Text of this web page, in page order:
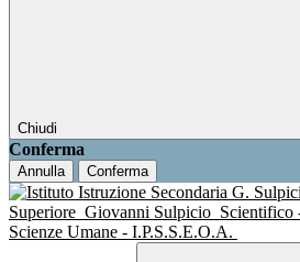
Chiudi
Conferma
Annulla Conferma
Superiore Giovanni Sulpicio Scientifico
Scienze Umane - I.P.S.S.E.O.A.